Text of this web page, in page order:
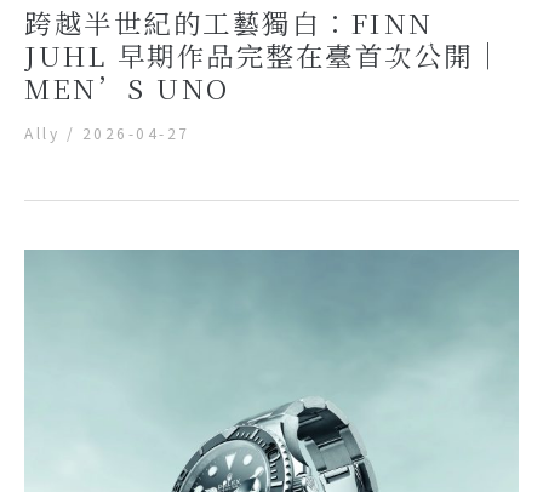
跨越半世紀的工藝獨白：FINN
JUHL 早期作品完整在臺首次公開｜
MEN’S UNO
Ally / 2026-04-27